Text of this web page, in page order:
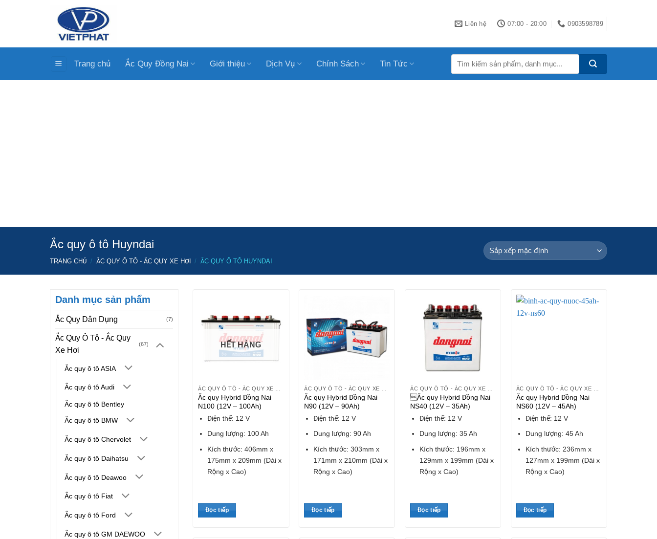
Liên hệ 07:00 - 20:00 0903598789
Trang chủ Ắc Quy Đồng Nai Giới thiệu Dịch Vụ Chính Sách Tin Tức
Tìm
kiếm:
Ắc quy ô tô Huyndai
TRANG CHỦ / ẮC QUY Ô TÔ - ẮC QUY XE HƠI / ẮC QUY Ô TÔ HUYNDAI
Danh mục sản phẩm
Ắc Quy Dân Dụng (7)
Ắc Quy Ô Tô - Ắc Quy
Xe Hơi
(67)
Ắc quy ô tô ASIA
Ắc quy ô tô Audi
Ắc quy ô tô Bentley
Ắc quy ô tô BMW
Ắc quy ô tô Chervolet
Ắc quy ô tô Daihatsu
Ắc quy ô tô Deawoo
Ắc quy ô tô Fiat
Ắc quy ô tô Ford
Ắc quy ô tô GM DAEWOO
HẾT HÀNG
Ắc quy Hybrid Đồng Nai
N100 (12V – 100Ah)
Điện thế: 12 V
Dung lượng: 100 Ah
Kích thước: 406mm x
175mm x 209mm (Dài x
Rộng x Cao)
Đọc tiếp
Ắc quy Hybrid Đồng Nai
N90 (12V – 90Ah)
Điện thế: 12 V
Dung lượng: 90 Ah
Kích thước: 303mm x
171mm x 210mm (Dài x
Rộng x Cao)
Đọc tiếp
Ắc quy Hybrid Đồng Nai
NS40 (12V – 35Ah)
Điện thế: 12 V
Dung lượng: 35 Ah
Kích thước: 196mm x
129mm x 199mm (Dài x
Rộng x Cao)
Đọc tiếp
Ắc quy Hybrid Đồng Nai
NS60 (12V – 45Ah)
Điện thế: 12 V
Dung lượng: 45 Ah
Kích thước: 236mm x
127mm x 199mm (Dài x
Rộng x Cao)
Đọc tiếp